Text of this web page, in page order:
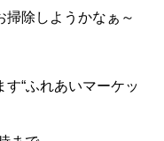
掃除しようかなぁ～
“ふれあいマーケッ